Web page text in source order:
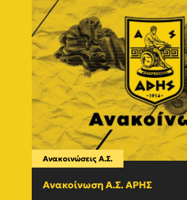
Ανακοινώσεις Α.Σ.
Ανακοίνωση Α.Σ. ΑΡΗΣ